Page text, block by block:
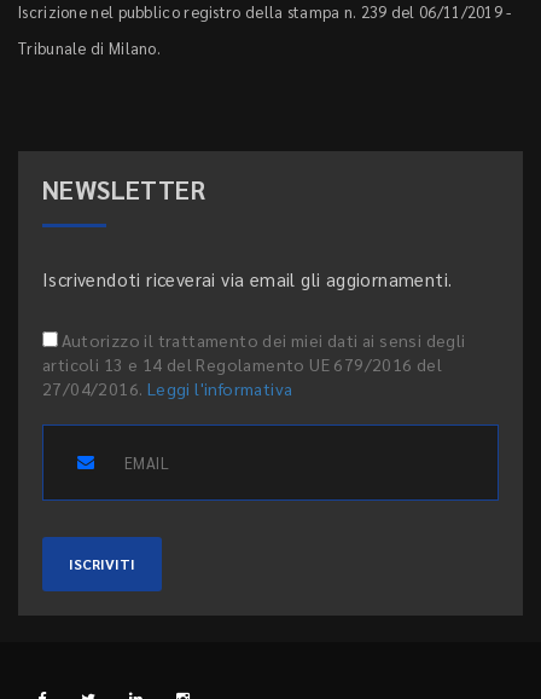
Iscrizione nel pubblico registro della stampa n. 239 del 06/11/2019 -
Tribunale di Milano.
NEWSLETTER
Iscrivendoti riceverai via email gli aggiornamenti.
Autorizzo il trattamento dei miei dati ai sensi degli
articoli 13 e 14 del Regolamento UE 679/2016 del
27/04/2016. Leggi l'informativa
ISCRIVITI